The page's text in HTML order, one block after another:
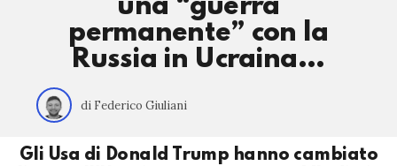
una “guerra
permanente” con la
Russia in Ucraina…
di Federico Giuliani
Gli Usa di Donald Trump hanno cambiato